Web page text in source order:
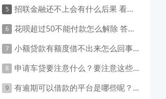
招联金融还不上会有什么后果 看这里就清楚了
花呗超过50不能付款怎么解除 答案是这样的
小额贷款有额度借不出来怎么回事 原因有这几点
申请车贷要注意什么？要注意这些事项！
有逾期可以借款的平台是哪些呢？主要有这些平台！